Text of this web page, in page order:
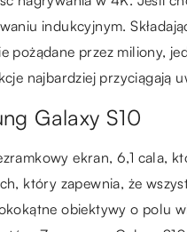
indukcyjnym.
pożądane przez miliony,
najbardziej przyciągają
Galaxy S10
ekran, 6,1 cala,
który zapewnia, że
obiektywy o polu